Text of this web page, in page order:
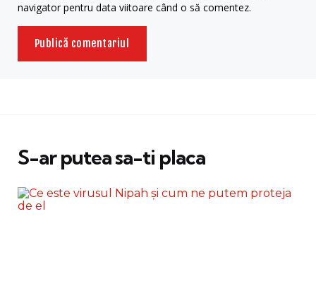
navigator pentru data viitoare când o să comentez.
S-ar putea sa-ti placa